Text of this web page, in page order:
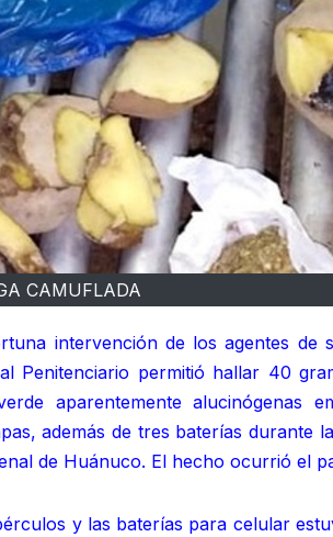
CAMUFLADA
intervención de los agentes de
Penitenciario permitió hallar 40
aparentemente alucinógenas
además de tres baterías durante
de Huánuco. El hecho ocurrió el
y las baterías para celular